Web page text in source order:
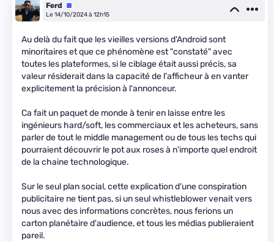
Ferd
Équipe
Le 14/10/2024 à 12h15
Au delà du fait que les vieilles versions d'Android sont
minoritaires et que ce phénomène est "constaté" avec
toutes les plateformes, si le ciblage était aussi précis, sa
valeur résiderait dans la capacité de l'afficheur à en vanter
explicitement la précision à l'annonceur.
Ca fait un paquet de monde à tenir en laisse entre les
ingénieurs hard/soft, les commerciaux et les acheteurs, sans
parler de tout le middle management ou de tous les techs qui
pourraient découvrir le pot aux roses à n'importe quel endroit
de la chaine technologique.
Sur le seul plan social, cette explication d'une conspiration
publicitaire ne tient pas, si un seul whistleblower venait vers
nous avec des informations concrètes, nous ferions un
carton planétaire d'audience, et tous les médias publieraient
pareil.